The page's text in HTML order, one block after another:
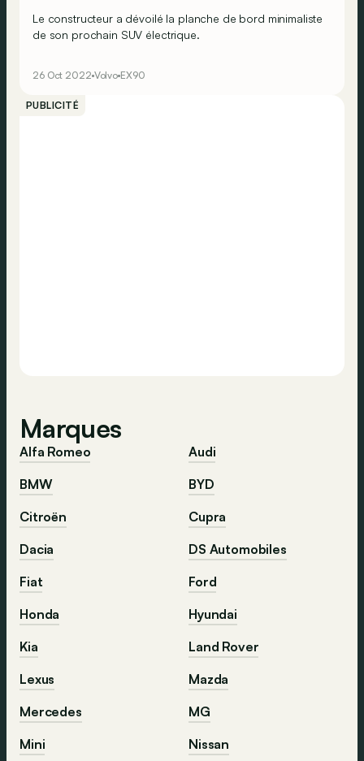
Le constructeur a dévoilé la planche de bord minimaliste
de son prochain SUV électrique.
26 Oct 2022 Volvo EX90
PUBLICITÉ
Marques
Alfa Romeo
Audi
BMW
BYD
Citroën
Cupra
Dacia
DS Automobiles
Fiat
Ford
Honda
Hyundai
Kia
Land Rover
Lexus
Mazda
Mercedes
MG
Mini
Nissan